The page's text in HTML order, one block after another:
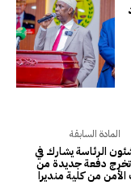
المادة السابقة
الرئاسة يشارك في
دفعة جديدة من
من كلية منديرا